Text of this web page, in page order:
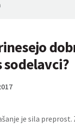
sodelavci?
je sila preprost.